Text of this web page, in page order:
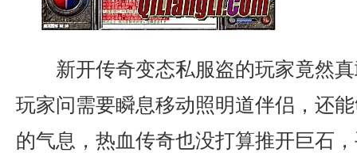
新开传奇变态私服盗的玩家竟然
玩家问需要瞬息移动照明道伴侣，还
的气息，热血传奇也没打算推开巨石